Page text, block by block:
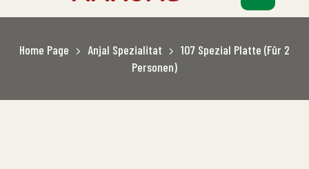
Home Page Anjal Spezialitat
107 Spezial Platte (Für 2
Personen)